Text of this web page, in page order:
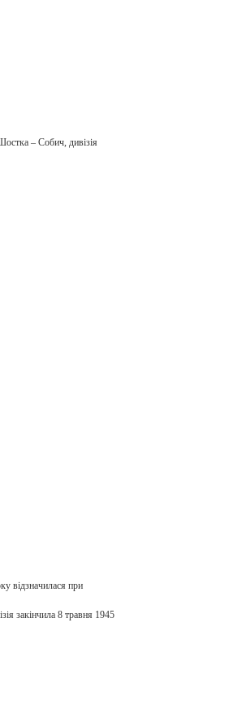
– Собич, дивізія
відзначилася при
закінчила 8 травня 1945